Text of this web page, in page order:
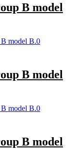
B model
B model
B model